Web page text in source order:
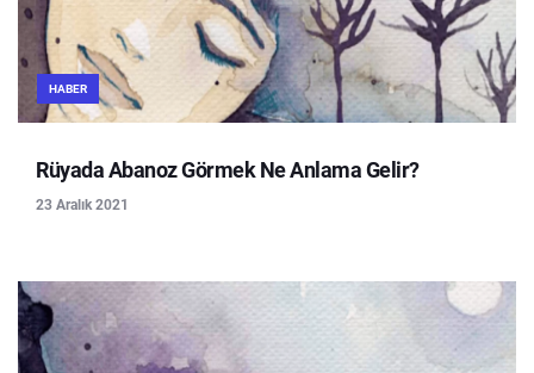
HABER
Rüyada Abanoz Görmek Ne Anlama Gelir?
23 Aralık 2021